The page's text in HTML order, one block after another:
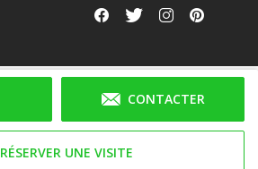
CONTACTER
RÉSERVER UNE VISITE